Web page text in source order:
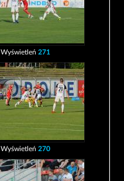
Wyświetleń271
Wyświetleń270